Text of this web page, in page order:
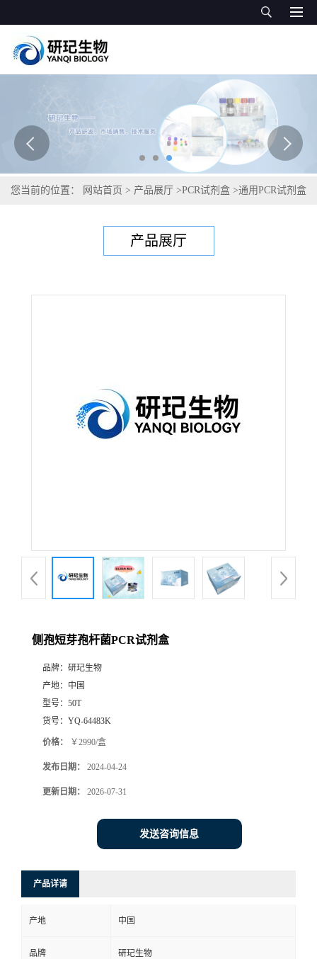
您当前的位置： 网站首页 > 产品展厅 >PCR试剂盒 >通用PCR试剂盒
产品展厅
侧孢短芽孢杆菌PCR试剂盒
品牌： 研玘生物
产地： 中国
型号： 50T
货号： YQ-64483K
价格： ￥2990/盒
发布日期： 2024-04-24
更新日期： 2026-07-31
发送咨询信息
产品详请
产地 中国
品牌 研玘生物